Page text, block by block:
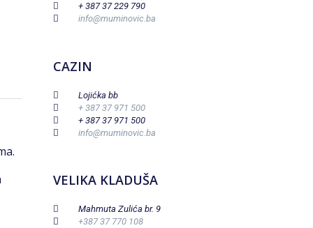
+ 387 37 229 790
info@muminovic.ba
CAZIN
Lojićka bb
+ 387 37 971 500
+ 387 37 971 500
info@muminovic.ba
VELIKA KLADUŠA
Mahmuta Zulića br. 9
+387 37 770 108